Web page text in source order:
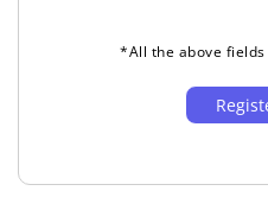
*All the above